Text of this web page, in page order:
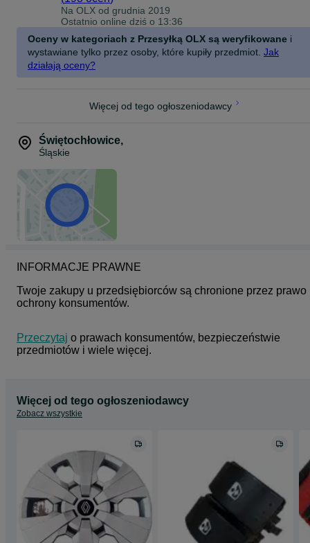
Nawet jeśli się rozmyślisz lub nie spodoba Ci się nasz produkt (
chociaż gwarantujemy jego jakość) masz prawo oddać go do 14
nawet "bez podania przyczyny."
Wysyłamy towar za pośrednictwem Poczty Polskiej, firm kurierskich
lub "do paczkomatów" także "za pobraniem”.
nam VIN pojazdu (podpunkt "E" z dowodu rejestracyjnego chętnie
Więcej części na naszej stronie
e-dostawczaki.pl
Na OLX od grudnia 2019
Ostatnio online dziś o 13:36
Oceny w kategoriach z Przesyłką OLX są weryfikowane i
wystawiane tylko przez osoby, które kupiły przedmiot. Jak
działają oceny?
Więcej od tego ogłoszeniodawcy
Świętochłowice,
Śląskie
INFORMACJE PRAWNE
Twoje zakupy u przedsiębiorców są chronione przez prawo
ochrony konsumentów.
Przeczytaj o prawach konsumentów, bezpieczeństwie
przedmiotów i wiele więcej.
Więcej od tego ogłoszeniodawcy
Zobacz wszystkie